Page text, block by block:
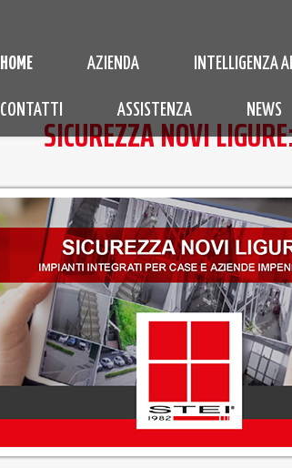
HOME AZIENDA INTELLIGENZA
CONTATTI ASSISTENZA NEWS
SICUREZZA NOVI